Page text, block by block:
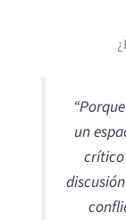
un